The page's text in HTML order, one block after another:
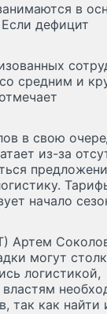
в
дефицит
средним и
в свою
из-за
начало
Артем
могут
логистикой,
так как найти